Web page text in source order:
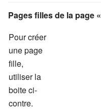
Pages filles de la page «
Pour créer
une page
fille,
utiliser la
boite ci-
contre.